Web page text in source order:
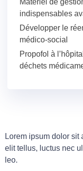
Matériel de
indispensables
Développer le
médico-social
Propofol à
déchets
Lorem ipsum dolor sit
elit tellus, luctus nec
leo.